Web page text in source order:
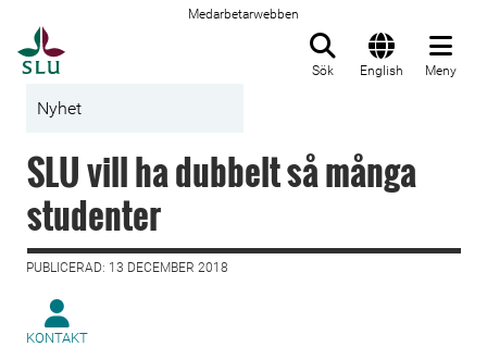
Medarbetarwebben
Sök English Meny
Nyhet
SLU vill ha dubbelt så många
studenter
PUBLICERAD: 13 DECEMBER 2018
KONTAKT